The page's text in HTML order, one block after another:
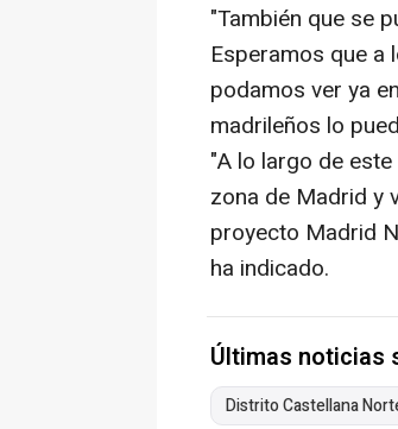
"También que se
Esperamos que a
podamos ver ya
madrileños lo
"A lo largo de
zona de Madrid y
proyecto Madrid
ha indicado.
Últimas noticias
Distrito Castellana